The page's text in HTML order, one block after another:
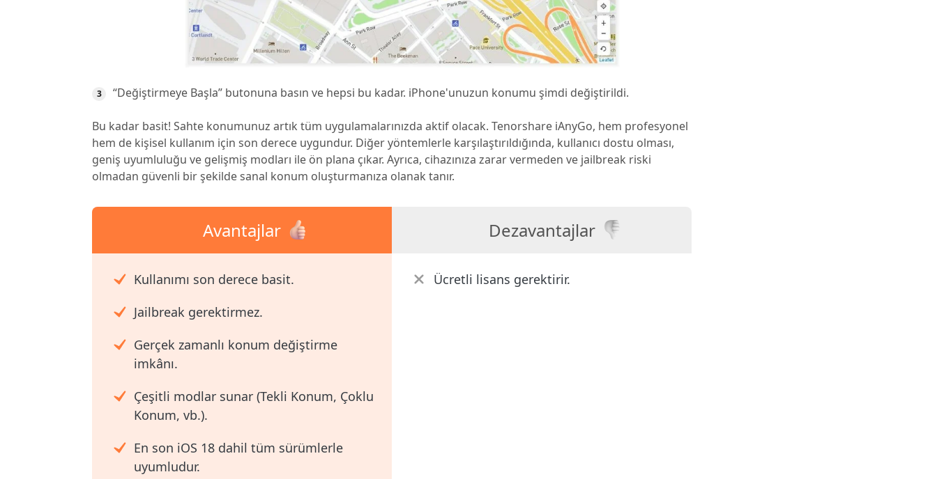
“Değiştirmeye Başla” butonuna basın ve hepsi bu kadar. iPhone'unuzun konumu şimdi değiştirildi.
Bu kadar basit! Sahte konumunuz artık tüm uygulamalarınızda aktif olacak. Tenorshare iAnyGo, hem profesyonel
hem de kişisel kullanım için son derece uygundur. Diğer yöntemlerle karşılaştırıldığında, kullanıcı dostu olması,
geniş uyumluluğu ve gelişmiş modları ile ön plana çıkar. Ayrıca, cihazınıza zarar vermeden ve jailbreak riski
olmadan güvenli bir şekilde sanal konum oluşturmanıza olanak tanır.
Avantajlar
Kullanımı son derece basit.
Jailbreak gerektirmez.
Gerçek zamanlı konum değiştirme
imkânı.
Çeşitli modlar sunar (Tekli Konum, Çoklu
Konum, vb.).
En son iOS 18 dahil tüm sürümlerle
uyumludur.
Dezavantajlar
Ücretli lisans gerektirir.